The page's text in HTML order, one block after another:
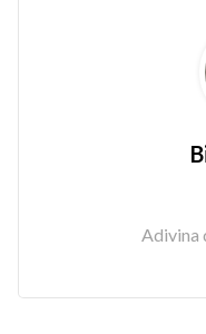
Adivina